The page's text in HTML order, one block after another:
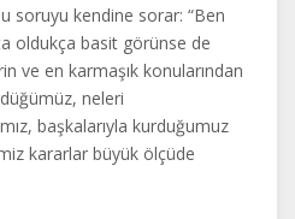
soruyu kendine sorar: “Ben
oldukça basit görünse de
ve en karmaşık konularından
neleri
başkalarıyla kurduğumuz
kararlar büyük ölçüde